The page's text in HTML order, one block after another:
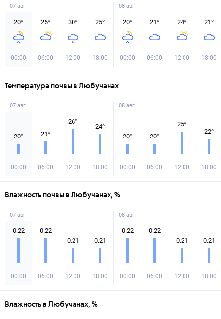
07 авг
20°
00:00
26°
06:00
30°
12:00
25°
18:00
08 авг
20°
00:00
21°
06:00
24°
12:00
21°
18:00
Температура почвы в Любучанах
07 авг
20°
00:00
21°
06:00
26°
12:00
24°
18:00
08 авг
20°
00:00
20°
06:00
25°
12:00
22°
18:00
Влажность почвы в Любучанах, %
07 авг
0.22
00:00
0.22
06:00
0.21
12:00
0.21
18:00
08 авг
0.22
00:00
0.22
06:00
0.21
12:00
0.21
18:00
Влажность в Любучанах, %